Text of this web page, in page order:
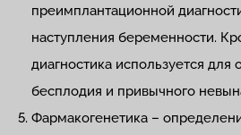
преимплантационной
наступления беременности.
диагностика используется
бесплодия и привычного
Фармакогенетика –